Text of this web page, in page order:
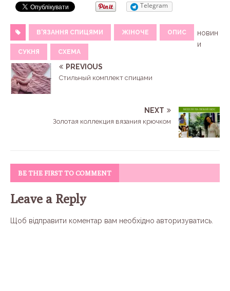
Telegram
В'ЯЗАННЯ СПИЦЯМИ ЖІНОЧЕ ОПИС
СУКНЯ СХЕМА
новин
и
PREVIOUS
Стильный комплект спицами
NEXT
Золотая коллекция вязания крючком
BE THE FIRST TO COMMENT
Leave a Reply
Щоб відправити коментар вам необхідно авторизуватись